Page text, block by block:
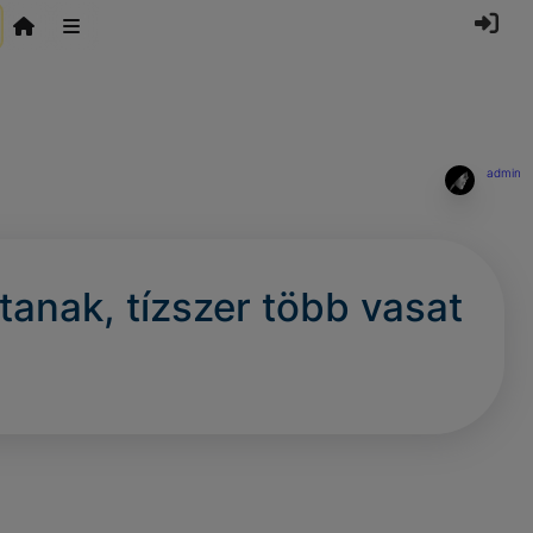
admin
tízszer több vasat